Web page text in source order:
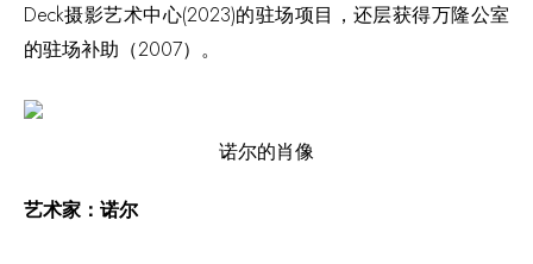
Deck摄影艺术中心(2023)的驻场项目，还层获得万隆公室
的驻场补助（2007）。
诺尔的肖像
艺术家：诺尔